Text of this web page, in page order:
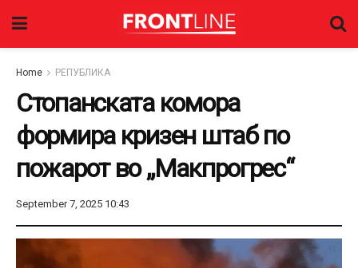
Home РЕПУБЛИКА
Стопанската комора
формира кризен штаб по
пожарот во „Макпрогрес“
September 7, 2025 10:43